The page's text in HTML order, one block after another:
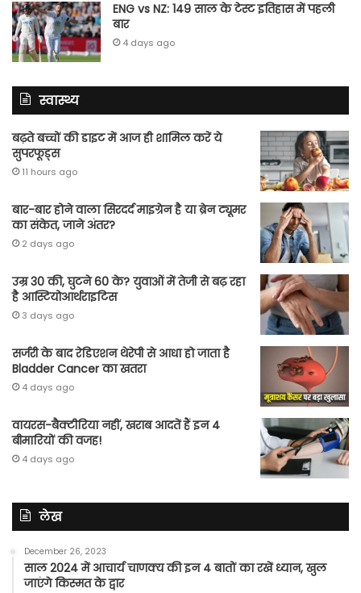
ENG vs NZ: 149 साल के टेस्‍ट इतिहास में पहली
बार
4 days ago
स्वास्थ्य
बढ़ते बच्चों की डाइट में आज ही शामिल करें ये
सुपरफूड्स
11 hours ago
बार-बार होने वाला सिरदर्द माइग्रेन है या ब्रेन ट्यूमर
का संकेत, जाने अंतर?
2 days ago
उम्र 30 की, घुटने 60 के? युवाओं में तेजी से बढ़ रहा
है आस्टियोआर्थराइटिस
3 days ago
सर्जरी के बाद रेडिएशन थेरेपी से आधा हो जाता है
Bladder Cancer का खतरा
4 days ago
वायरस-बैक्टीरिया नहीं, खराब आदतें हैं इन 4
बीमारियों की वजह!
4 days ago
लेख
December 26, 2023
साल 2024 में आचार्य चाणक्य की इन 4 बातों का रखें ध्यान, खुल
जाएंगे किस्मत के द्वार